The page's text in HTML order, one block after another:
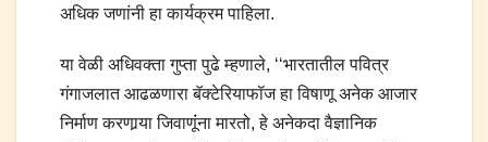
अधिक जणांनी हा कार्यक्रम पाहिला.
या वेळी अधिवक्ता गुप्ता पुढे म्हणाले, ‘‘भारतातील पवित्र
गंगाजलात आढळणारा बॅक्टेरियाफॉज हा विषाणू अनेक आजार
निर्माण करणार्‍या जिवाणूंंना मारतो, हे अनेकदा वैज्ञानिक